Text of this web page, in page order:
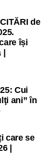
de
își
Cui
ani” în
care se
|